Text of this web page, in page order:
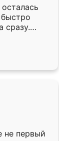
сразу.
к
Собрали
даже
не первый